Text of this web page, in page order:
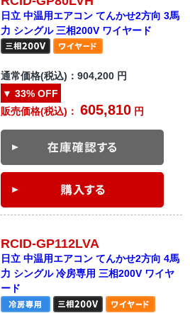
日立 中温用エアコン てんかせ2方向 3馬
力 シングル 三相200V ワイヤード
通常価格(税込)：904,200 円
▼ 33% OFF
販売価格(税込)：605,810 円
RCID-GP112LVA
日立 中温用エアコン てんかせ2方向 4馬
力 シングル 冷房専用 三相200V ワイヤ
ード